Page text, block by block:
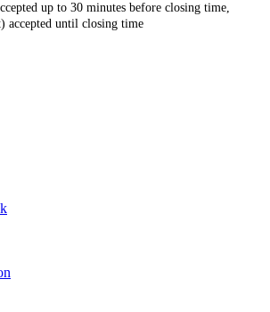
up to 30 minutes before closing time,
accepted until closing time